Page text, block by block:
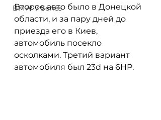
BMW 7 Series
Второе авто было в Донецкой
области, и за пару дней до
приезда его в Киев,
автомобиль посекло
осколками. Третий вариант
автомобиля был 23d на 6HP.